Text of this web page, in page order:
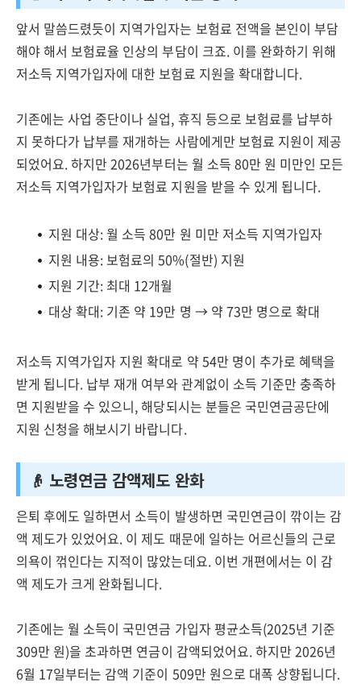
앞서 말씀드렸듯이 지역가입자는 보험료 전액을 본인이 부담
해야 해서 보험료율 인상의 부담이 크죠. 이를 완화하기 위해
저소득 지역가입자에 대한 보험료 지원을 확대합니다.
기존에는 사업 중단이나 실업, 휴직 등으로 보험료를 납부하
지 못하다가 납부를 재개하는 사람에게만 보험료 지원이 제공
되었어요. 하지만 2026년부터는 월 소득 80만 원 미만인 모든
저소득 지역가입자가 보험료 지원을 받을 수 있게 됩니다.
지원 대상: 월 소득 80만 원 미만 저소득 지역가입자
지원 내용: 보험료의 50%(절반) 지원
지원 기간: 최대 12개월
대상 확대: 기존 약 19만 명 → 약 73만 명으로 확대
저소득 지역가입자 지원 확대로 약 54만 명이 추가로 혜택을
받게 됩니다. 납부 재개 여부와 관계없이 소득 기준만 충족하
면 지원받을 수 있으니, 해당되시는 분들은 국민연금공단에
지원 신청을 해보시기 바랍니다.
👴 노령연금 감액제도 완화
은퇴 후에도 일하면서 소득이 발생하면 국민연금이 깎이는 감
액 제도가 있었어요. 이 제도 때문에 일하는 어르신들의 근로
의욕이 꺾인다는 지적이 많았는데요. 이번 개편에서는 이 감
액 제도가 크게 완화됩니다.
기존에는 월 소득이 국민연금 가입자 평균소득(2025년 기준
309만 원)을 초과하면 연금이 감액되었어요. 하지만 2026년
6월 17일부터는 감액 기준이 509만 원으로 대폭 상향됩니다.